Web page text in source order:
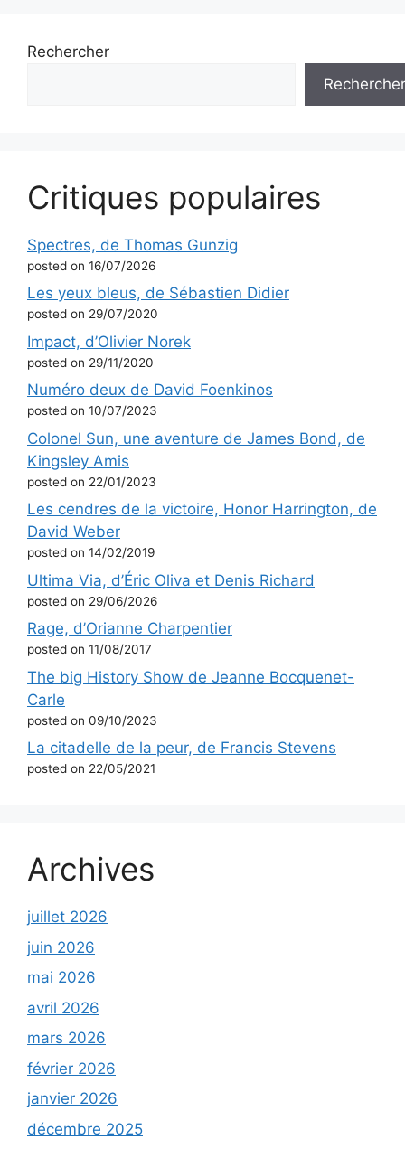
Rechercher
Rechercher
Critiques populaires
Spectres, de Thomas Gunzig
posted on 16/07/2026
Les yeux bleus, de Sébastien Didier
posted on 29/07/2020
Impact, d’Olivier Norek
posted on 29/11/2020
Numéro deux de David Foenkinos
posted on 10/07/2023
Colonel Sun, une aventure de James Bond, de
Kingsley Amis
posted on 22/01/2023
Les cendres de la victoire, Honor Harrington, de
David Weber
posted on 14/02/2019
Ultima Via, d’Éric Oliva et Denis Richard
posted on 29/06/2026
Rage, d’Orianne Charpentier
posted on 11/08/2017
The big History Show de Jeanne Bocquenet-
Carle
posted on 09/10/2023
La citadelle de la peur, de Francis Stevens
posted on 22/05/2021
Archives
juillet 2026
juin 2026
mai 2026
avril 2026
mars 2026
février 2026
janvier 2026
décembre 2025